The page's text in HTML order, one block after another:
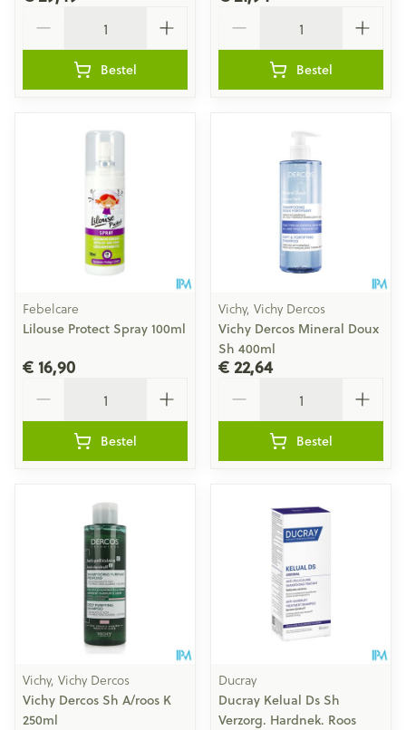
Bestel Bestel
Febelcare
Lilouse Protect Spray 100ml
€ 16,90
Bestel
Vichy, Vichy Dercos
Vichy Dercos Mineral Doux
Sh 400ml
€ 22,64
Bestel
Vichy, Vichy Dercos
Vichy Dercos Sh A/roos K
250ml
Ducray
Ducray Kelual Ds Sh
Verzorg. Hardnek. Roos